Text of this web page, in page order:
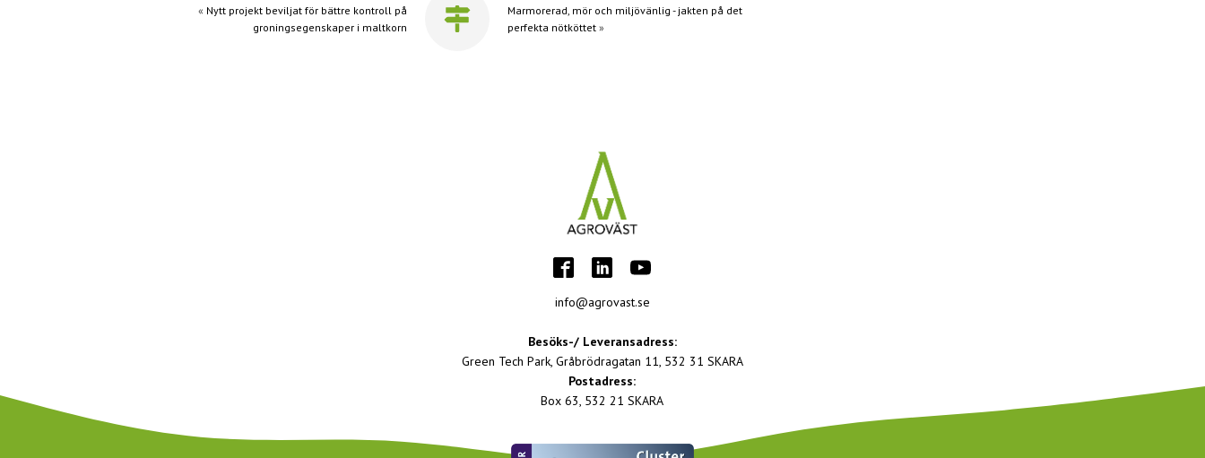
« Nytt projekt beviljat för bättre kontroll på
groningsegenskaper i maltkorn
Marmorerad, mör och miljövänlig - jakten på det
perfekta nötköttet »
info@agrovast.se
Besöks-/ Leveransadress:
Green Tech Park, Gråbrödragatan 11, 532 31 SKARA
Postadress:
Box 63, 532 21 SKARA